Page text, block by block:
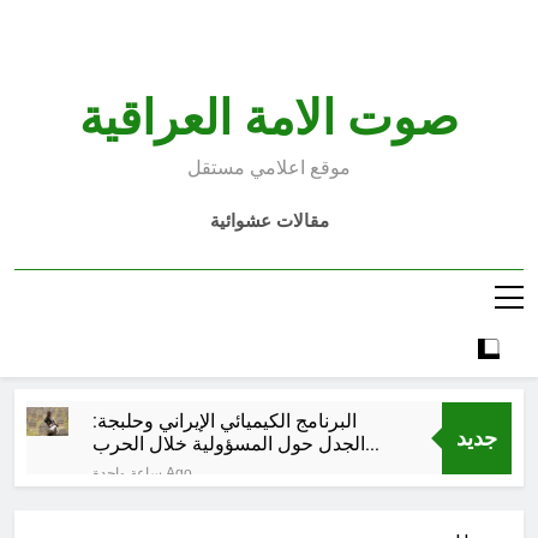
صوت الامة العراقية
موقع اعلامي مستقل
مقالات عشوائية
جديد
البرنامج الكيميائي الإيراني وحلبجة:
الجدل حول المسؤولية خلال الحرب
الإيرانية–العراقية
ساعة واحدة Ago